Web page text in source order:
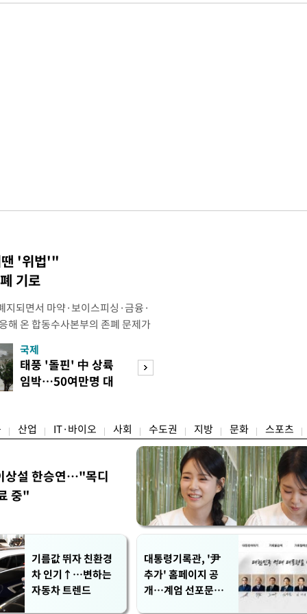
'위법'"
기로
지되면서 마약·보이스피싱·금융·
해 온 합동수사본부의 존폐 문제가
. 합수본에 파견된 검사의 수사 참
행 방식을 유지하기 어렵다는 지적
형사소송법 개정안 개정으로 검
, 현재 운영 중인 검경 합수본 9곳
국제
태풍 '돌핀' 中 상륙
임박…50여만명 대
산업 IT·바이오 사회 수도권 지방 문화 스포츠
상설 한승연…"목디
중"
기름값 뛰자 친환경
차 인기↑…변하는
자동차 트렌드
대통령기록관, '尹
추가' 홈페이지 공
개…계엄 선포문은